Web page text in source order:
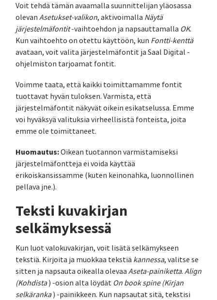
Voit tehdä tämän avaamalla suunnittelijan yläosassa
olevan Asetukset-valikon, aktivoimalla Näytä
järjestelmäfontit-vaihtoehdon ja napsauttamalla OK.
Kun vaihtoehto on otettu käyttöön, kun Fontti-kenttä
avataan, voit valita järjestelmäfontit ja Saal Digital -
ohjelmiston tarjoamat fontit.
Voimme taata, että kaikki toimittamamme fontit
tuottavat hyvän tuloksen. Varmista, että
järjestelmäfontit näkyvät oikein esikatselussa. Emme
voi hyväksyä valituksia virheellisistä fonteista, joita
emme ole toimittaneet.
Huomautus:Oikean tuotannon varmistamiseksi
järjestelmäfontteja ei voida käyttää
erikoiskansissamme (kuten keinonahka, luonnollinen
pellava jne.).
Teksti kuvakirjan
selkämyksessä
Kun luot valokuvakirjan, voit lisätä selkämykseen
tekstiä. Kirjoita ja muokkaa tekstiä kannessa, valitse se
sitten ja napsauta oikealla olevaa Aseta-painiketta. Align
(Kohdista) -osion alta löydät On book spine (Kirjan
selkäranka) -painikkeen. Kun napsautat sitä, tekstisi